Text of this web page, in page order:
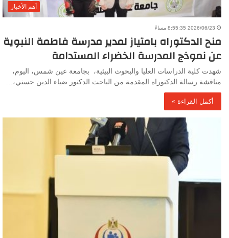
أهم الأخبار
2026/06/23 8:55:35 مساءً
منح الدكتوراه بامتياز لمدير مدرسة فاطمة النبوية
عن نموذج المدرسة الخضراء المستدامة
شهدت كلية الدراسات العليا والبحوث البيئية، بجامعة عين شمس، اليوم،
مناقشة رسالة الدكتوراه المقدمة من الباحث الدكتور ضياء الدين حسني،…
أكمل القراءة »